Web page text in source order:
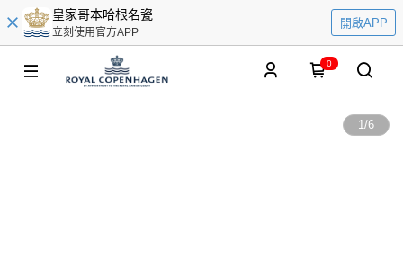
皇家哥本哈根名瓷
立刻使用官方APP
開啟APP
0
1/6